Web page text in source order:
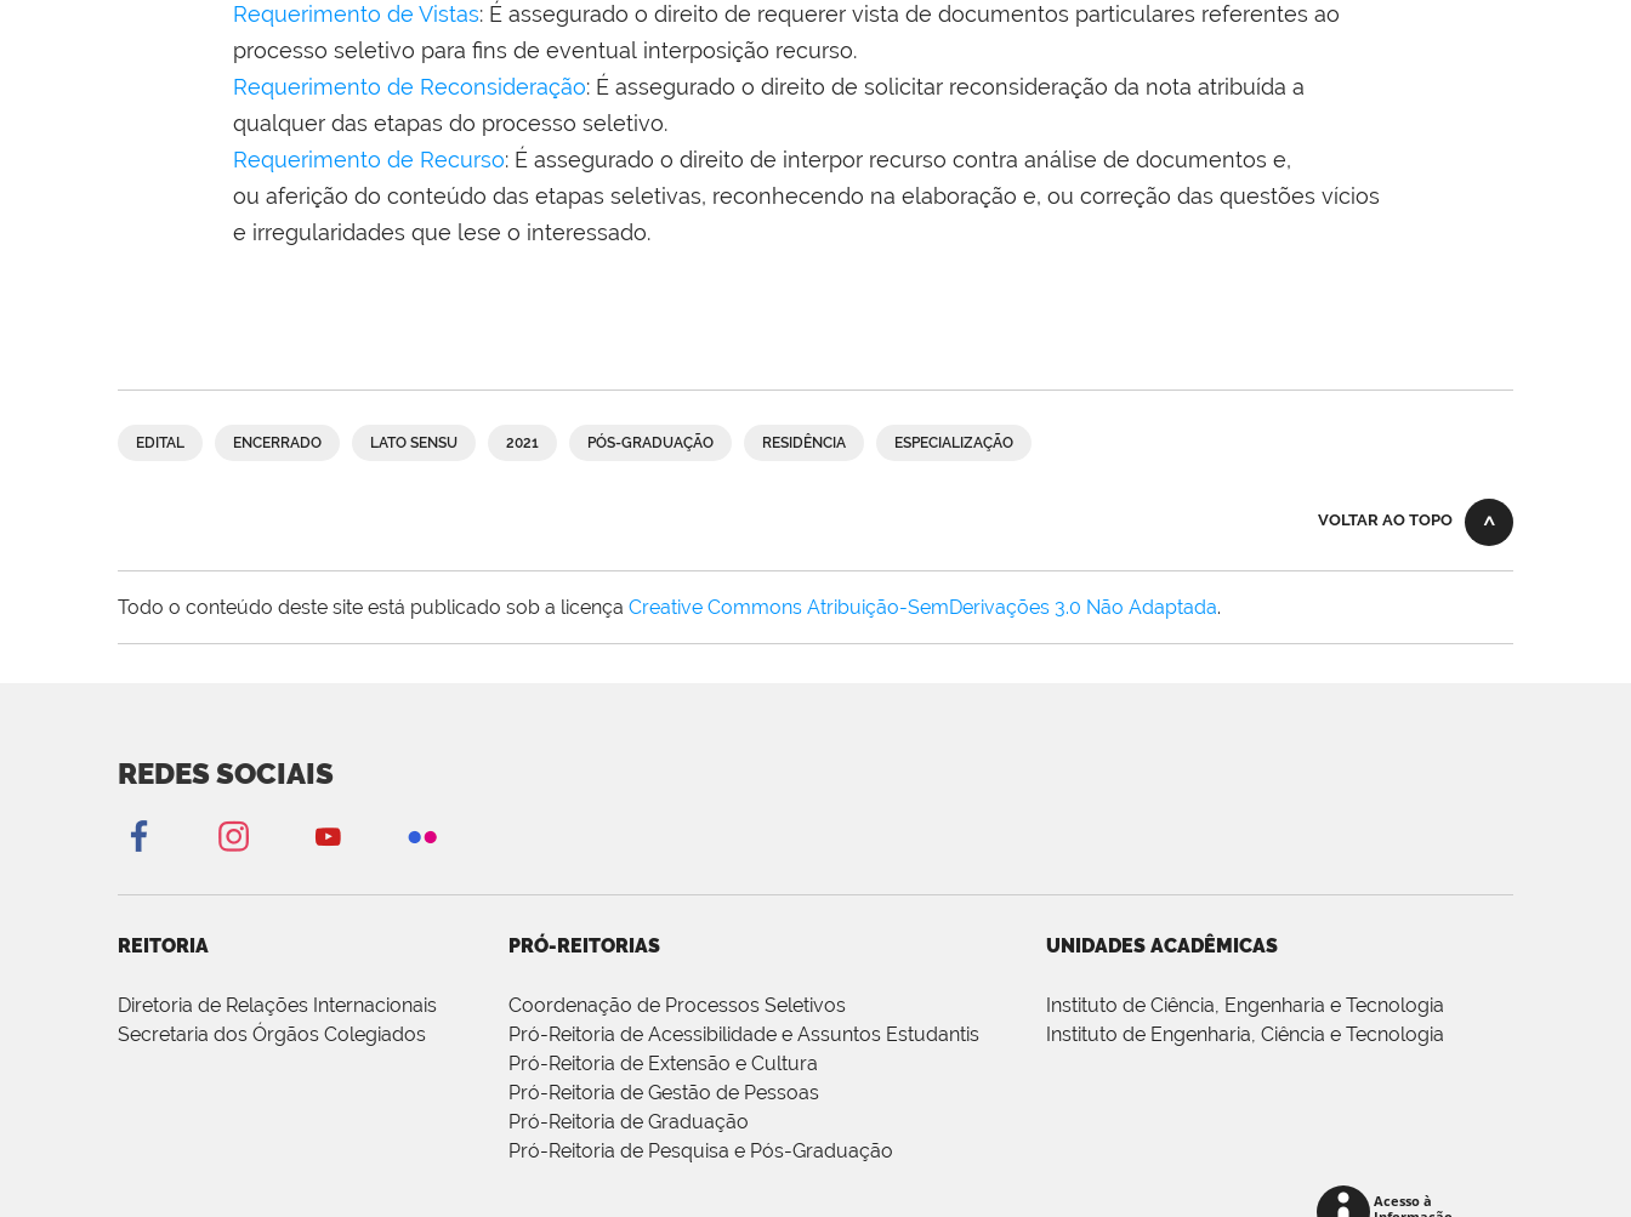
Requerimento de Vistas: É assegurado o direito de requerer vista de documentos particulares referentes ao
processo seletivo para fins de eventual interposição recurso.
Requerimento de Reconsideração: É assegurado o direito de solicitar reconsideração da nota atribuída a
qualquer das etapas do processo seletivo.
Requerimento de Recurso: É assegurado o direito de interpor recurso contra análise de documentos e,
ou aferição do conteúdo das etapas seletivas, reconhecendo na elaboração e, ou correção das questões vícios
e irregularidades que lese o interessado.
EDITAL ENCERRADO LATO SENSU 2021 PÓS-GRADUAÇÃO RESIDÊNCIA ESPECIALIZAÇÃO
VOLTAR AO TOPO
Todo o conteúdo deste site está publicado sob a licença Creative Commons Atribuição-SemDerivações 3.0 Não Adaptada.
REDES SOCIAIS
REITORIA
Diretoria de Relações Internacionais
Secretaria dos Órgãos Colegiados
PRÓ-REITORIAS
Coordenação de Processos Seletivos
Pró-Reitoria de Acessibilidade e Assuntos Estudantis
Pró-Reitoria de Extensão e Cultura
Pró-Reitoria de Gestão de Pessoas
Pró-Reitoria de Graduação
Pró-Reitoria de Pesquisa e Pós-Graduação
UNIDADES ACADÊMICAS
Instituto de Ciência, Engenharia e Tecnologia
Instituto de Engenharia, Ciência e Tecnologia